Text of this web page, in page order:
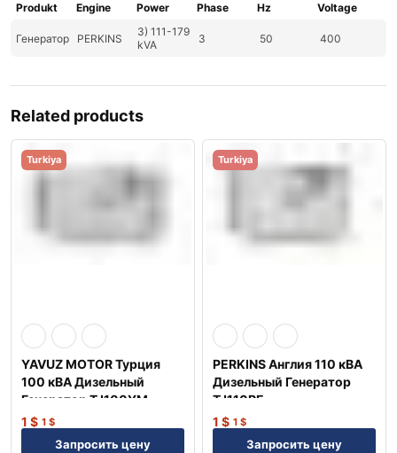
Produkt Engine Power Phase Hz Voltage
Генератор PERKINS
3) 111-179
kVA
3 50 400
Related products
Turkiya
YAVUZ MOTOR Турция
100 кВА Дизельный
Генератор TJ100YM
1 $ 1 $
Запросить цену
Turkiya
PERKINS Англия 110 кВА
Дизельный Генератор
TJ110PE
1 $ 1 $
Запросить цену